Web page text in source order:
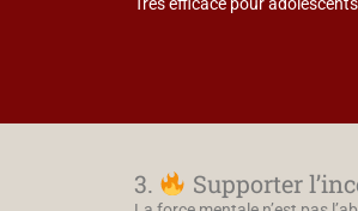
3. Supporter